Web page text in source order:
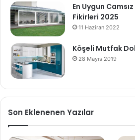
En Uygun
Fikirleri 2025
11 Haziran 2022
Köşeli Mutfak
28 Mayıs 2019
Son Eklenenen Yazılar